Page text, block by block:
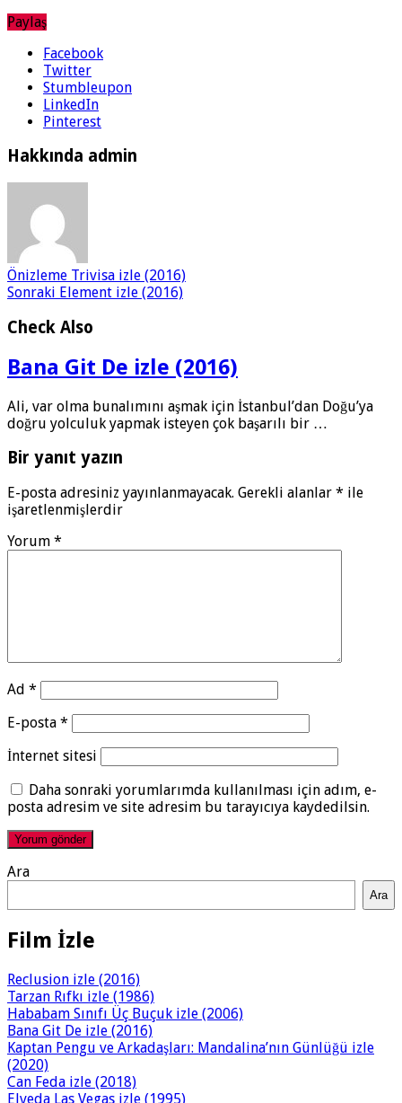
Paylaş
Facebook
Twitter
Stumbleupon
LinkedIn
Pinterest
Hakkında admin
Önizleme Trivisa izle (2016)
Sonraki Element izle (2016)
Check Also
Bana Git De izle (2016)
Ali, var olma bunalımını aşmak için İstanbul’dan Doğu’ya
doğru yolculuk yapmak isteyen çok başarılı bir …
Bir yanıt yazın
E-posta adresiniz yayınlanmayacak. Gerekli alanlar * ile
işaretlenmişlerdir
Yorum *
Ad *
E-posta *
İnternet sitesi
Daha sonraki yorumlarımda kullanılması için adım, e-
posta adresim ve site adresim bu tarayıcıya kaydedilsin.
Ara
Ara
Film İzle
Reclusion izle (2016)
Tarzan Rıfkı izle (1986)
Hababam Sınıfı Üç Buçuk izle (2006)
Bana Git De izle (2016)
Kaptan Pengu ve Arkadaşları: Mandalina’nın Günlüğü izle
(2020)
Can Feda izle (2018)
Elveda Las Vegas izle (1995)